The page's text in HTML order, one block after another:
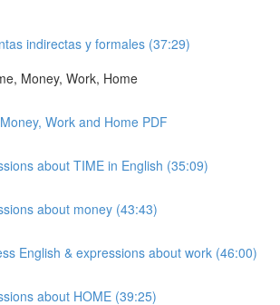
indirectas y formales (37:29)
Money, Work, Home
Work and Home PDF
about TIME in English (35:09)
about money (43:43)
English & expressions about work (46:00)
about HOME (39:25)